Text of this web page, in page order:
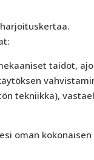
taidot,
tekniikka),
oman kokonaisen